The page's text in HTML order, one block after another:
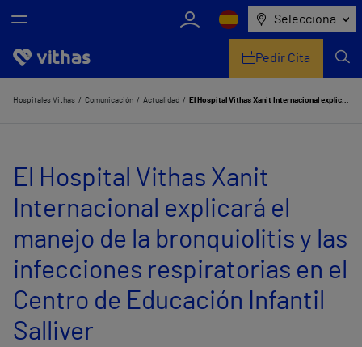
Selecciona
Nosotros
Servicios de salud
Equipo médico y asistencial
Información útil
Comunicación
Pedir Cita
Hospitales Vithas Comunicación Actualidad El Hospital Vithas Xanit Internacional explicará el manejo de la bronquiolitis y las infecciones respiratorias en el Centro de Educación Infantil Salliver
El Hospital Vithas Xanit
Internacional explicará el
manejo de la bronquiolitis y las
infecciones respiratorias en el
Centro de Educación Infantil
Salliver